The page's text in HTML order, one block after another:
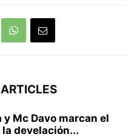
y Mc Davo marcan el
develación...